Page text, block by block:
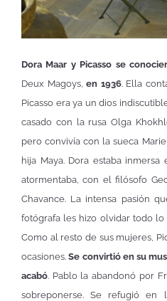
Dora Maar y Picasso se
Deux Magoys,en 1936. Ella
Picasso era ya un dios
casado con la rusa Olga
pero convivía con la sueca
hija Maya. Dora estaba
atormentaba, con el filósofo
Chavance. La intensa pasión
fotógrafa les hizo olvidar todo
Como al resto de sus mujeres,
ocasiones.Se convirtió en su
acabó. Pablo la abandonó por
sobreponerse. Se refugió en